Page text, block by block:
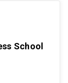
School